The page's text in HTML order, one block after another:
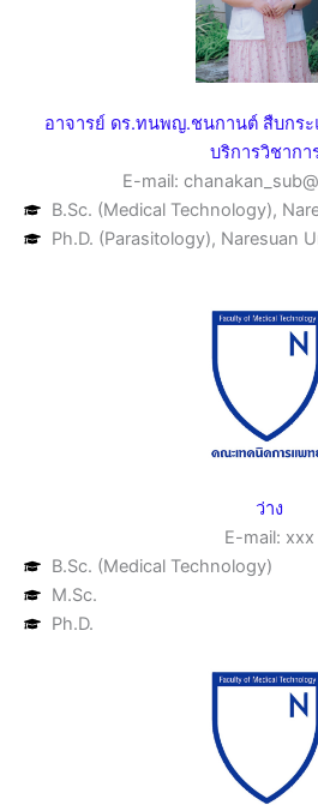
อาจารย์ ดร.ทนพญ.ชนกานต์ สืบกร
บริการวิชากา
E-mail:
B.Sc. (Medical Technology),
Ph.D. (Parasitology), Naresuan
ว่าง
E-mail: xxx
B.Sc. (Medical Technology)
M.Sc.
Ph.D.